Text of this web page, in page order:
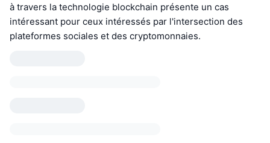
à travers la technologie blockchain présente un cas
intéressant pour ceux intéressés par l'intersection des
plateformes sociales et des cryptomonnaies.